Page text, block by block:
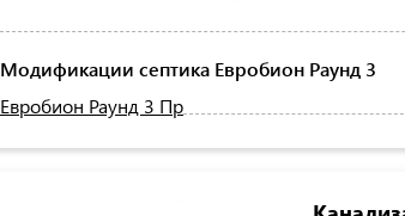
Модификации септика Евробион Раунд 3
Евробион Раунд 3 Пр